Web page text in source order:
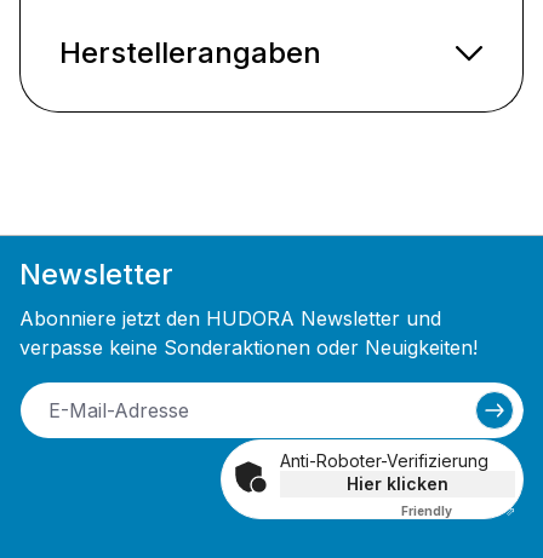
Herstellerangaben
Newsletter
Abonniere jetzt den HUDORA Newsletter und
verpasse keine Sonderaktionen oder Neuigkeiten!
Anti-Roboter-Verifizierung
Hier klicken
Friendly Captcha ⇗